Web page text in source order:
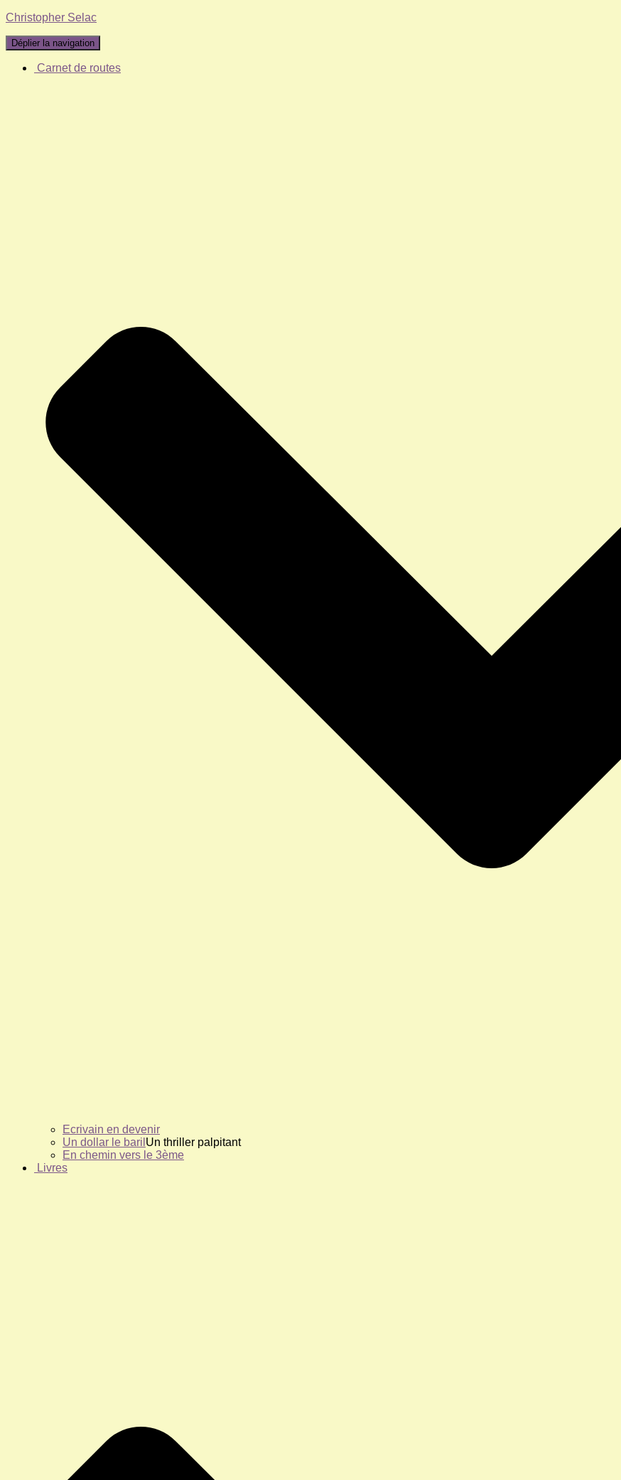
Christopher Selac
Déplier la navigation
Carnet de routes
Ecrivain en devenir
Un dollar le baril Un thriller palpitant
En chemin vers le 3ème
Livres